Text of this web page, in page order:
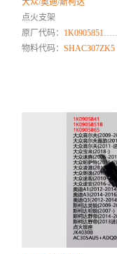
点火支架
原厂代码： 1K0905851……
物料代码：SHAC307ZK5